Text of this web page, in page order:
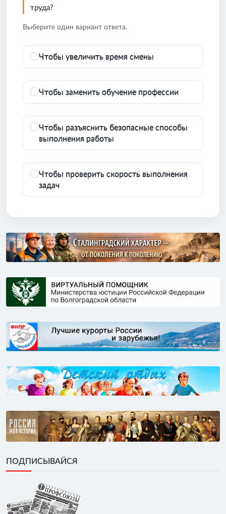
труда?
Выберите один вариант ответа.
Чтобы увеличить время смены
Чтобы заменить обучение профессии
Чтобы разъяснить безопасные способы
выполнения работы
Чтобы проверить скорость выполнения
задач
ПОДПИСЫВАЙСЯ